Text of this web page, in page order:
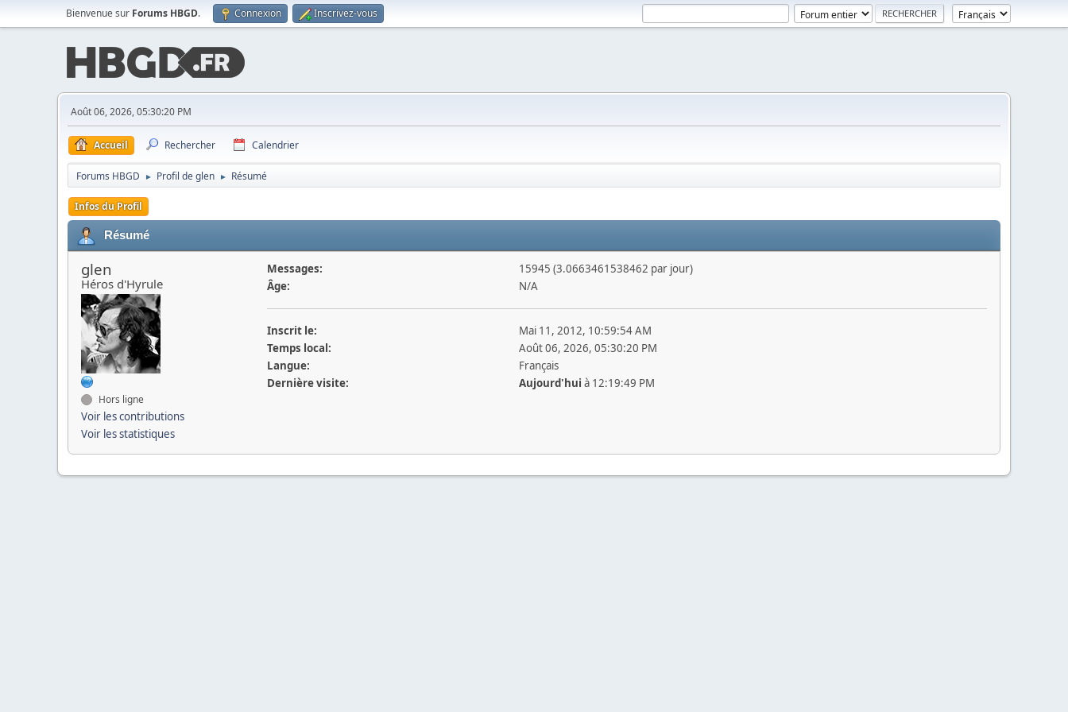
Bienvenue sur Forums HBGD. Connexion Inscrivez-vous
Août 06, 2026, 05:30:20 PM
Accueil Rechercher Calendrier
Forums HBGD ► Profil de glen ► Résumé
Infos du Profil
Résumé
glen
Héros d'Hyrule
Hors ligne
Voir les contributions
Voir les statistiques
Messages:
15945 (3.0663461538462 par jour)
Âge:
N/A
Inscrit le:
Mai 11, 2012, 10:59:54 AM
Temps local:
Août 06, 2026, 05:30:20 PM
Langue:
Français
Dernière visite:
Aujourd'hui à 12:19:49 PM